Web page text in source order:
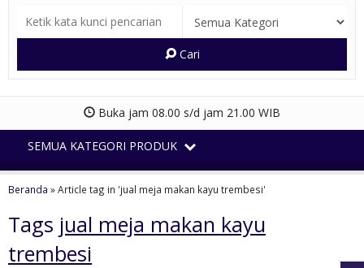
Cari
Buka jam 08.00 s/d jam 21.00 WIB
SEMUA KATEGORI PRODUK
Beranda »Article tag in 'jual meja makan kayu trembesi'
Tags jual meja makan kayu
trembesi